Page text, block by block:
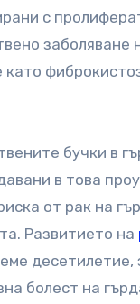
с
заболяване
бучки в
в това
от рак на
Развитието на
десетилетие,
болест на